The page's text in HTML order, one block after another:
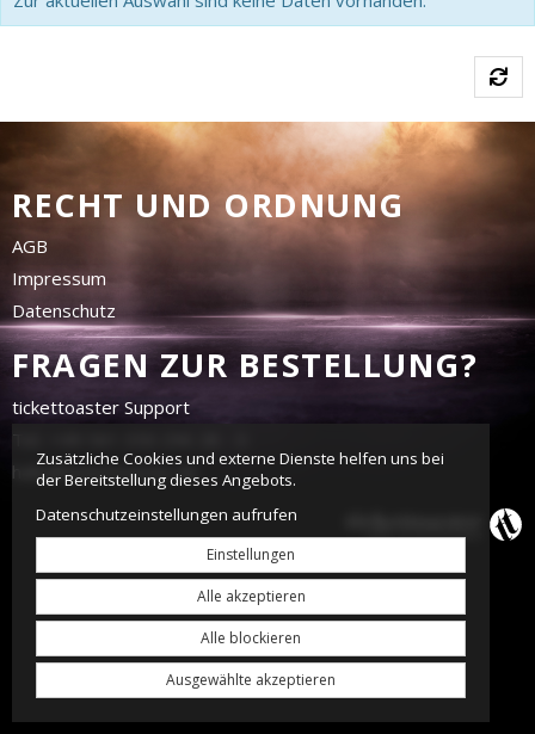
RECHT UND ORDNUNG
AGB
Impressum
Datenschutz
FRAGEN ZUR BESTELLUNG?
tickettoaster Support
hallo@tickettoaster.de
Zusätzliche Cookies und externe Dienste helfen uns bei
der Bereitstellung dieses Angebots.
Datenschutzeinstellungen aufrufen
Einstellungen
Alle akzeptieren
Alle blockieren
Ausgewählte akzeptieren